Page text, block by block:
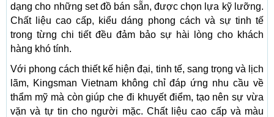
dạng cho những set đồ bán sẵn, được chọn lựa kỹ lưỡng.
Chất liệu cao cấp, kiểu dáng phong cách và sự tinh tế
trong từng chi tiết đều đảm bảo sự hài lòng cho khách
hàng khó tính.
Với phong cách thiết kế hiện đại, tinh tế, sang trọng và lịch
lãm, Kingsman Vietnam không chỉ đáp ứng nhu cầu về
thẩm mỹ mà còn giúp che đi khuyết điểm, tạo nên sự vừa
vặn và tự tin cho người mặc. Chất liệu cao cấp và màu